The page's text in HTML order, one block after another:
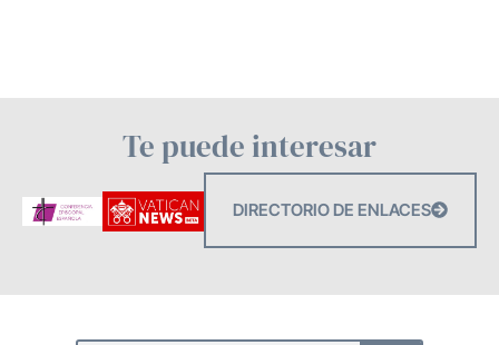
Te puede interesar
DIRECTORIO DE ENLACES